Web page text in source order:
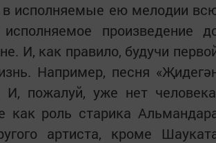
в исполняемые ею мелодии
произведение
И, как правило, будучи
Например, песня
пожалуй, уже нет
роль старика
артиста, кроме